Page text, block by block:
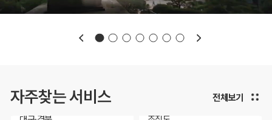
자주찾는 서비스
보도자료 재정정보
전체보기